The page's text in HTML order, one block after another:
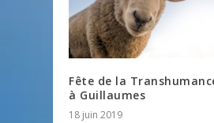
Fête de la
à Guillaumes
18 juin 2019